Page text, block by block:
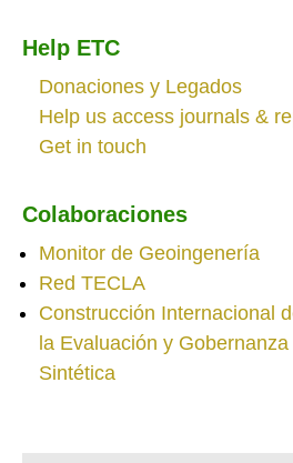
Help ETC
Donaciones y Legados
Help us access journals &
Get in touch
Colaboraciones
Monitor de Geoingenería
Red TECLA
Construcción Internacional
la Evaluación y
Sintética